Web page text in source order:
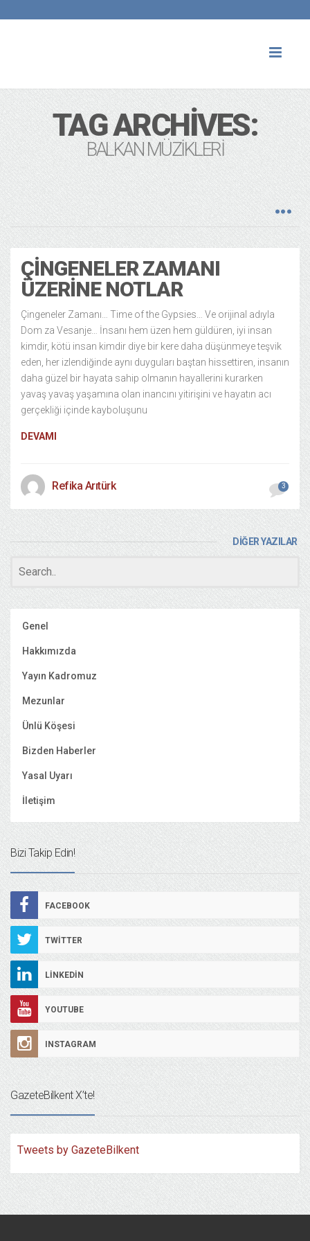
TAG ARCHIVES:
BALKAN MÜZIKLERI
ÇINGENELER ZAMANI
ÜZERINE NOTLAR
Çingeneler Zamanı… Time of the Gypsies… Ve orijinal adıyla
Dom za Vesanje… İnsanı hem üzen hem güldüren, iyi insan
kimdir, kötü insan kimdir diye bir kere daha düşünmeye teşvik
eden, her izlendiğinde aynı duyguları baştan hissettiren, insanın
daha güzel bir hayata sahip olmanın hayallerini kurarken
yavaş yavaş yaşamına olan inancını yitirişini ve hayatın acı
gerçekliği içinde kayboluşunu
DEVAMI
Refika Arıtürk 3
DİĞER YAZILAR
Genel
Hakkımızda
Yayın Kadromuz
Mezunlar
Ünlü Köşesi
Bizden Haberler
Yasal Uyarı
İletişim
Bizi Takip Edin!
FACEBOOK
TWITTER
LINKEDIN
YOUTUBE
INSTAGRAM
GazeteBilkent X’te!
Tweets by GazeteBilkent